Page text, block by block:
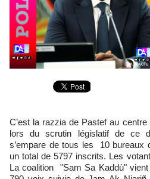
C’est la razzia de Pastef au centre de vote Hlm Grand Medine
lors du scrutin législatif de ce
s’empare de tous les 10 bureaux
un total de 5797 inscrits. Les
La coalition "Sam Sa Kaddù"